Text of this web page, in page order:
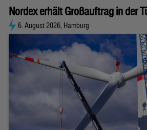
Nordex erhält Großauftrag in der
6. August 2026, Hamburg